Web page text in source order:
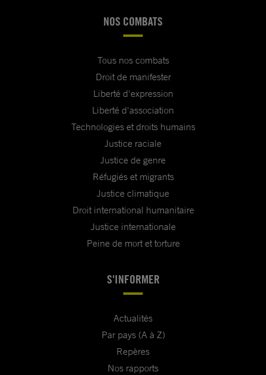
NOS COMBATS
Tous nos combats
Droit de manifester
Liberté d'expression
Liberté d'association
Technologies et droits humains
Justice raciale
Justice de genre
Réfugiés et migrants
Justice climatique
Droit international humanitaire
Justice internationale
Peine de mort et torture
S'INFORMER
Actualités
Par pays (A à Z)
Repères
Nos rapports